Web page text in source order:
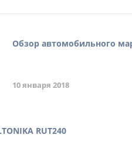
Обзор автомобильного
10 января 2018
RUT240